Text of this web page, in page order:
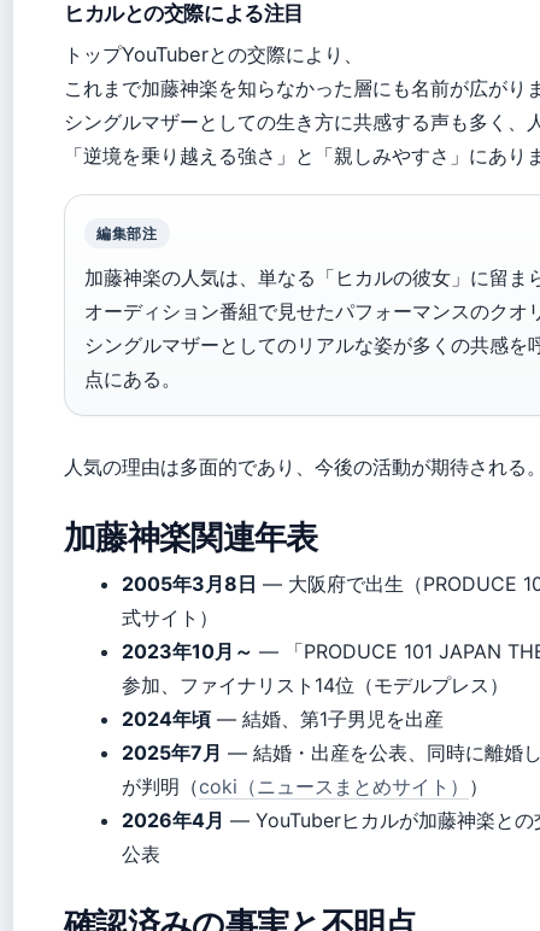
ヒカルとの交際による注目
トップYouTuberとの交際により、
これまで加藤神楽を知らなかった層にも名前が広がり
シングルマザーとしての生き方に共感する声も多く、
「逆境を乗り越える強さ」と「親しみやすさ」にあり
編集部注
加藤神楽の人気は、単なる「ヒカルの彼女」に留ま
オーディション番組で見せたパフォーマンスのクオ
シングルマザーとしてのリアルな姿が多くの共感を
点にある。
人気の理由は多面的であり、今後の活動が期待される
加藤神楽関連年表
2005年3月8日 — 大阪府で出生（PRODUCE
式サイト）
2023年10月～ — 「PRODUCE 101 JAPAN
参加、ファイナリスト14位（モデルプレス）
2024年頃 — 結婚、第1子男児を出産
2025年7月 — 結婚・出産を公表、同時に離婚
が判明（coki（ニュースまとめサイト） ）
2026年4月 — YouTuberヒカルが加藤神楽との
公表